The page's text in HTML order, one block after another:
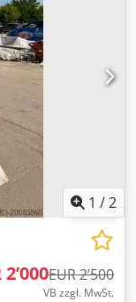
pro
3 Sätze
6 Siebe,
Nachricht oder
1 /2
2’000EUR 2’500
VB zzgl. MwSt.